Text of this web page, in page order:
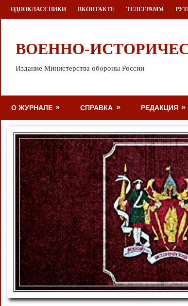
Перейти
к
ОДНОКЛАССНИКИ ВКОНТАКТЕ ТЕЛЕГРАММ
ВОЕННО-
Издание Министерства обороны России
О ЖУРНАЛЕ СПРАВКА РЕДАКЦИЯ